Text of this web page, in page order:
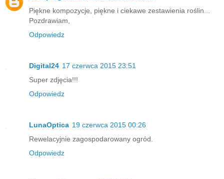
Piękne kompozycje, piękne i ciekawe zestawienia roślin...
Pozdrawiam,
Odpowiedz
Digital24 17 czerwca 2015 23:51
Super zdjęcia!!!
Odpowiedz
LunaOptica 19 czerwca 2015 00:26
Rewelacyjnie zagospodarowany ogród.
Odpowiedz